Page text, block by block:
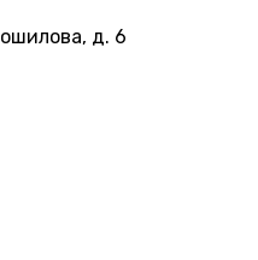
д. 6